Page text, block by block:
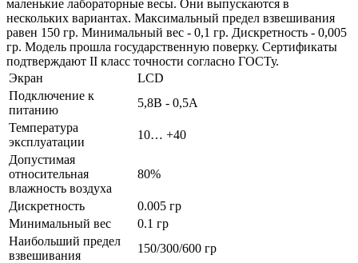
маленькие лабораторные весы. Они выпускаются в
нескольких вариантах. Максимальный предел взвешивания
равен 150 гр. Минимальный вес - 0,1 гр. Дискретность - 0,005
гр. Модель прошла государственную поверку. Сертификаты
подтверждают II класс точности согласно ГОСТу.
Экран
LCD
Подключение к
питанию
5,8В - 0,5А
Температура
эксплуатации
10… +40
Допустимая
относительная
влажность воздуха
80%
Дискретность
0.005 гр
Минимальный вес
0.1 гр
Наибольший предел
взвешивания
150/300/600 гр